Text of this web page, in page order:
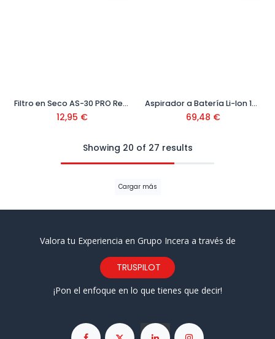
Filtro en Seco AS-30 PRO Ref. 50998
12,95 €
Aspirador a Batería Li-Ion 18 V Brazo Articulado Ref. 50003207
69,48 €
Showing 20 of 27 results
Cargar más
Valora tu Experiencia en Grupo Incera a través de
TRUSPILOT
¡Pon el enfoque en lo que tienes que decir!